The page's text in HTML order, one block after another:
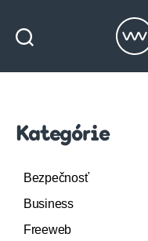
Kategórie
Bezpečnosť
Business
Freeweb